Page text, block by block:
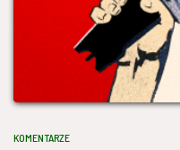
KOMENTARZE